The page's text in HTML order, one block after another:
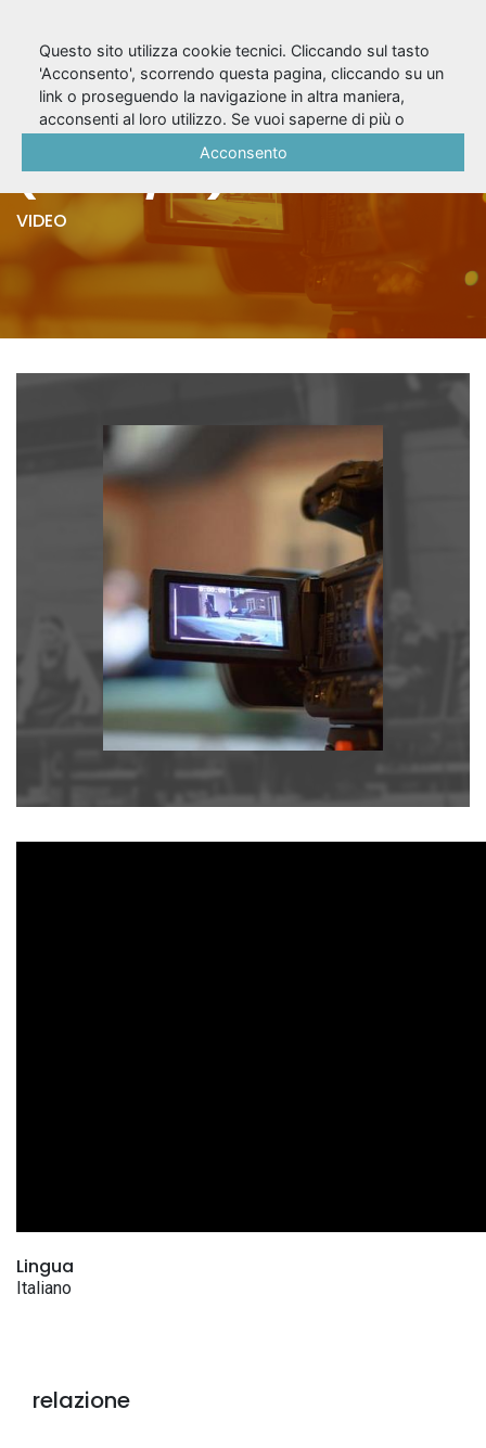
L'anello forte
(2020/21) - Trailer
VIDEO
Lingua
Italiano
relazione
Questo sito utilizza cookie tecnici. Cliccando sul tasto
'Acconsento', scorrendo questa pagina, cliccando su un
link o proseguendo la navigazione in altra maniera,
acconsenti al loro utilizzo. Se vuoi saperne di più o
Acconsento